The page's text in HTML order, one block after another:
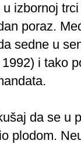
izbornoj
poraz.
sedne u
i tako
da se u
plodom.